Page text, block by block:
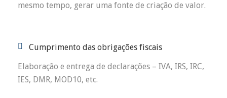
mesmo tempo, gerar uma fonte de criação de valor.
Cumprimento das obrigações fiscais
Elaboração e entrega de declarações – IVA, IRS, IRC,
IES, DMR, MOD10, etc.